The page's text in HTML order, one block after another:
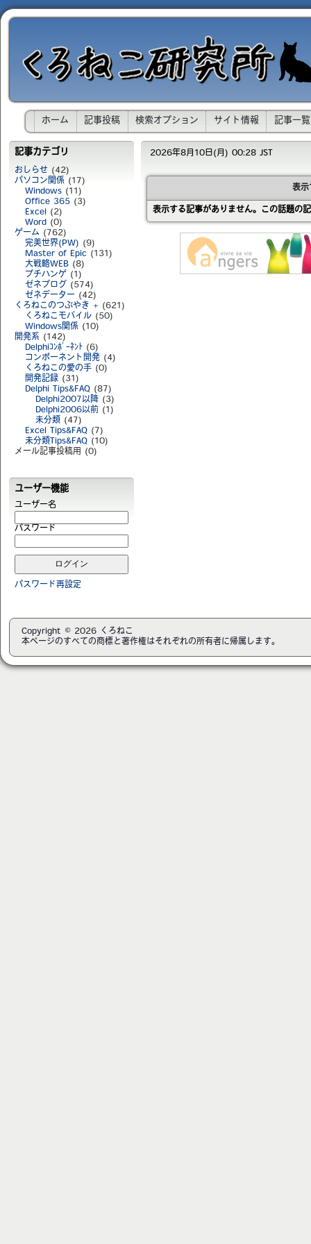
ホーム 記事投稿 検索オプション サイト情報 記事一覧
記事カテゴリ
おしらせ (42)
パソコン関係 (17)
Windows (11)
Office 365 (3)
Excel (2)
Word (0)
ゲーム (762)
完美世界(PW) (9)
Master of Epic (131)
大戦略WEB (8)
プチハンゲ (1)
ゼネブログ
(574)
ゼネデーター (42)
くろねこのつぶやき + (621)
くろねこモバイル (50)
Windows関係 (10)
開発系 (142)
Delphiｺﾝﾎﾟｰﾈﾝﾄ (6)
コンポーネント開発 (4)
くろねこの愛の手 (0)
開発記録 (31)
Delphi Tips&FAQ (87)
Delphi2007以降 (3)
Delphi2006以前 (1)
未分類 (47)
Excel Tips&FAQ (7)
未分類Tips&FAQ (10)
メール記事投稿用 (0)
ユーザー機能
ユーザー名
パスワード
パスワード再設定
2026年8月10日(月) 00:28 JST
表示
表示する記事がありません。この話題の
Copyright © 2026 くろねこ
本ページのすべての商標と著作権はそれぞれの所有者に帰属します。